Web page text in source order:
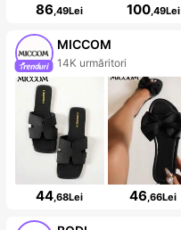
86,49Lei 100,49Lei
MICCOM
14K urmăritori
44,68Lei 46,66Lei